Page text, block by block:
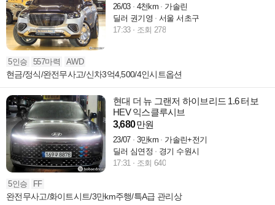
26/03 4천km
가솔린
딜러 권기영
서울 서초구
17:33
조회 278
5인승 557마력 AWD
현금/정식/완전무사고/신차3억4,500/4인시트옵션
현대 더 뉴 그랜저 하이브리드 1.6 터보
HEV 익스클루시브
3,680만원
23/07 3만km
가솔린+전기
딜러 심연정
경기 수원시
17:31
조회 640
5인승 FF
완전무사고/화이트시트/3만km주행/특A급 관리상